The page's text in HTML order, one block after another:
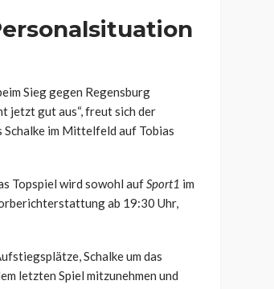
Sieg gegen Regensburg
jetzt gut aus“, freut sich der
im Mittelfeld auf Tobias
Topspiel wird sowohl aufSport1 im
ab 19:30 Uhr,
Schalke um das
letzten Spiel mitzunehmen und